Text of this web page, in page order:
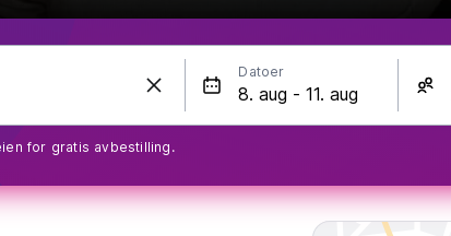
Datoer
for gratis avbestilling.